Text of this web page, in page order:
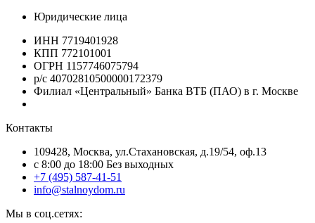
Юридические лица
ИНН 7719401928
КПП 772101001
ОГРН 1157746075794
р/с 40702810500000172379
Филиал «Центральный» Банка ВТБ (ПАО) в г. Москве
Контакты
109428, Москва, ул.Стахановская, д.19/54, оф.13
c 8:00 до 18:00 Без выходных
+7 (495) 587-41-51
info@stalnoydom.ru
Мы в соц.сетях: